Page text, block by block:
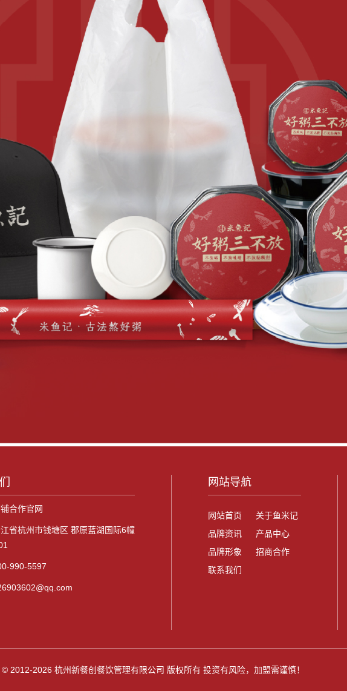
合作官网
省杭州市钱塘区 郡原蓝湖国际6幢
990-5597
网站导航
网站首页
关于鱼米记
品牌资讯
产品中心
品牌形象
招商合作
联系我们
2012-2026 杭州新餐创餐饮管理有限公司 版权所有 投资有风险，加盟需谨慎！